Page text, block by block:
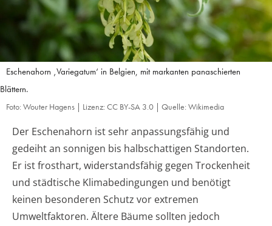
Eschenahorn ‚Variegatum‘ in Belgien, mit markanten panaschierten
Blättern.
Foto: Wouter Hagens | Lizenz: CC BY-SA 3.0 | Quelle: Wikimedia
Der Eschenahorn ist sehr anpassungsfähig und
gedeiht an sonnigen bis halbschattigen Standorten.
Er ist frosthart, widerstandsfähig gegen Trockenheit
und städtische Klimabedingungen und benötigt
keinen besonderen Schutz vor extremen
Umweltfaktoren. Ältere Bäume sollten jedoch